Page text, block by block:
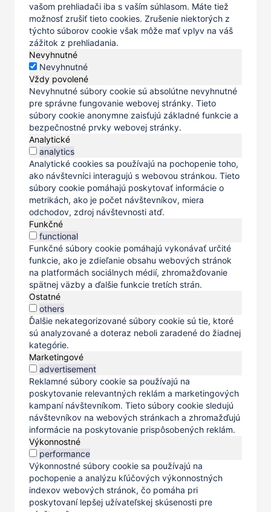
vašom prehliadači iba s vaším súhlasom. Máte tiež
možnosť zrušiť tieto cookies. Zrušenie niektorých z
týchto súborov cookie však môže mať vplyv na váš
zážitok z prehliadania.
Nevyhnutné
Nevyhnutné
Vždy povolené
Nevyhnutné súbory cookie sú absolútne nevyhnutné
pre správne fungovanie webovej stránky. Tieto
súbory cookie anonymne zaisťujú základné funkcie a
bezpečnostné prvky webovej stránky.
Analytické
analytics
Analytické cookies sa používajú na pochopenie toho,
ako návštevníci interagujú s webovou stránkou. Tieto
súbory cookie pomáhajú poskytovať informácie o
metrikách, ako je počet návštevníkov, miera
odchodov, zdroj návštevnosti atď.
Funkčné
functional
Funkčné súbory cookie pomáhajú vykonávať určité
funkcie, ako je zdieľanie obsahu webových stránok
na platformách sociálnych médií, zhromažďovanie
spätnej väzby a ďalšie funkcie tretích strán.
Ostatné
others
Ďalšie nekategorizované súbory cookie sú tie, ktoré
sú analyzované a doteraz neboli zaradené do žiadnej
kategórie.
Marketingové
advertisement
Reklamné súbory cookie sa používajú na
poskytovanie relevantných reklám a marketingových
kampaní návštevníkom. Tieto súbory cookie sledujú
návštevníkov na webových stránkach a zhromažďujú
informácie na poskytovanie prispôsobených reklám.
Výkonnostné
performance
Výkonnostné súbory cookie sa používajú na
pochopenie a analýzu kľúčových výkonnostných
indexov webových stránok, čo pomáha pri
poskytovaní lepšej užívateľskej skúsenosti pre